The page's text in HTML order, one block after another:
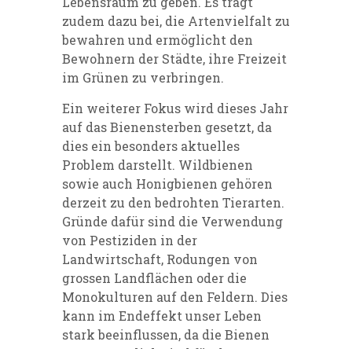
zudem dazu bei, die Artenvielfalt zu
bewahren und ermöglicht den
Bewohnern der Städte, ihre Freizeit
im Grünen zu verbringen.
Ein weiterer Fokus wird dieses Jahr
auf das Bienensterben gesetzt, da
dies ein besonders aktuelles
Problem darstellt. Wildbienen
sowie auch Honigbienen gehören
derzeit zu den bedrohten Tierarten.
Gründe dafür sind die Verwendung
von Pestiziden in der
Landwirtschaft, Rodungen von
grossen Landflächen oder die
Monokulturen auf den Feldern. Dies
kann im Endeffekt unser Leben
stark beeinflussen, da die Bienen